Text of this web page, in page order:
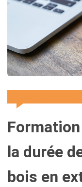
la durée
bois en